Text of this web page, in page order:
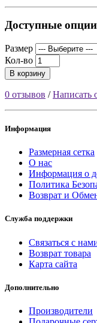
Доступные опции
Размер
Кол-во
В корзину
0 отзывов /Написать
Информация
Размерная сетка
О нас
Информация о
Политика
Возврат и
Служба поддержки
Связаться с
Возврат товара
Карта сайта
Дополнительно
Производители